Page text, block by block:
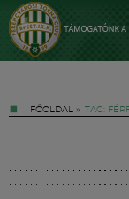
FŐOLDAL » TAG: